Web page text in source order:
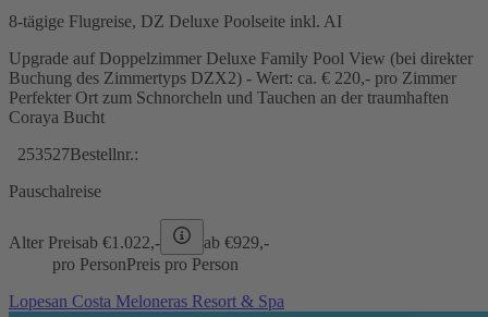
8-tägige Flugreise, DZ Deluxe Poolseite inkl. AI
Upgrade auf Doppelzimmer Deluxe Family Pool View (bei direkter
Buchung des Zimmertyps DZX2) - Wert: ca. € 220,- pro Zimmer
Perfekter Ort zum Schnorcheln und Tauchen an der traumhaften
Coraya Bucht
253527Bestellnr.:
Pauschalreise
Alter Preisab €1.022,- ab €929,-
pro PersonPreis pro Person
Lopesan Costa Meloneras Resort & Spa